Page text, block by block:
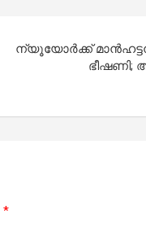
ന്യൂയോർക്ക്
ഭീഷണി;
*